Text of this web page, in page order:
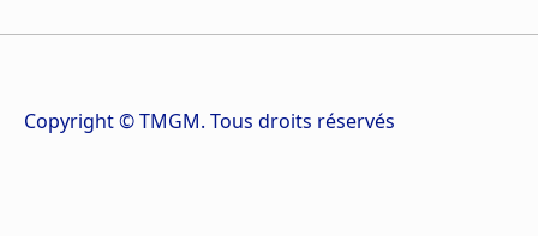
Copyright © TMGM. Tous droits réservés